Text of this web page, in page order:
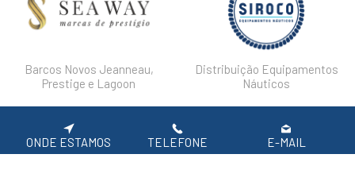
Barcos Novos Jeanneau,
Prestige e Lagoon
Distribuição Equipamentos
Náuticos
DESTAQUES POLÍTICA DE PRIVACIDADE
ONDE ESTAMOS TELEFONE E-MAIL